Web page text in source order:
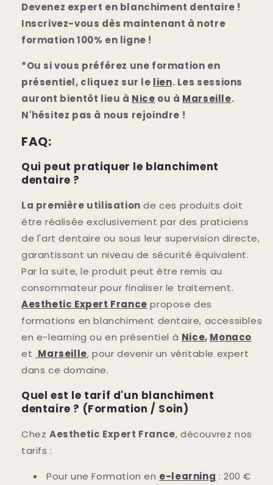
Devenez expert en blanchiment dentaire !
Inscrivez-vous dès maintenant à notre
formation 100% en ligne !
*Ou si vous préférez une formation en
présentiel, cliquez sur le lien. Les sessions
auront bientôt lieu à Nice ou à Marseille.
N'hésitez pas à nous rejoindre !
FAQ:
Qui peut pratiquer le blanchiment
dentaire ?
La première utilisation de ces produits doit
être réalisée exclusivement par des praticiens
de l'art dentaire ou sous leur supervision directe,
garantissant un niveau de sécurité équivalent.
Par la suite, le produit peut être remis au
consommateur pour finaliser le traitement.
Aesthetic Expert France propose des
formations en blanchiment dentaire, accessibles
en e-learning ou en présentiel à Nice, Monaco
et Marseille, pour devenir un véritable expert
dans ce domaine.
Quel est le tarif d'un blanchiment
dentaire ? (Formation / Soin)
Chez Aesthetic Expert France, découvrez nos
tarifs :
Pour une Formation en e-learning : 200 €